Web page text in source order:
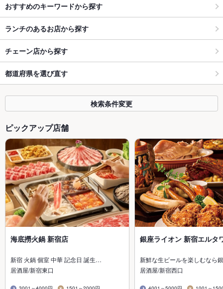
おすすめのキーワードから探す
ランチのあるお店から探す
チェーン店から探す
都道府県を選び直す
検索条件変更
ピックアップ店舗
海底撈火鍋 新宿店
新宿 火鍋 個室 中華 記念日 誕生…
居酒屋/新宿東口
銀座ライオン 新宿エルタ
新鮮な生ビールを楽しむなら
居酒屋/新宿西口